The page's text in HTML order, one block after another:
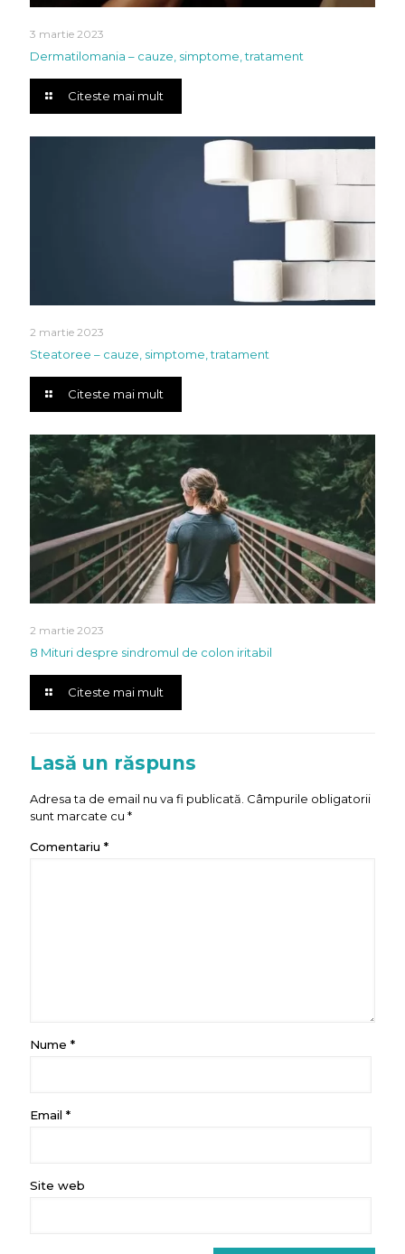
3 martie 2023
Dermatilomania – cauze, simptome, tratament
Citeste mai mult
2 martie 2023
Steatoree – cauze, simptome, tratament
Citeste mai mult
2 martie 2023
8 Mituri despre sindromul de colon iritabil
Citeste mai mult
Lasă un răspuns
Adresa ta de email nu va fi publicată. Câmpurile obligatorii
sunt marcate cu *
Comentariu *
Nume *
Email *
Site web